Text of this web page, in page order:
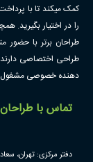
کمک میکند تا با
را در اختیار بگیرید.
طراحان برتر با
طراحی اختصاصی دارند
دهنده خصوصی مشغول
تماس با طراحان
دفتر مرکزی: تهران،